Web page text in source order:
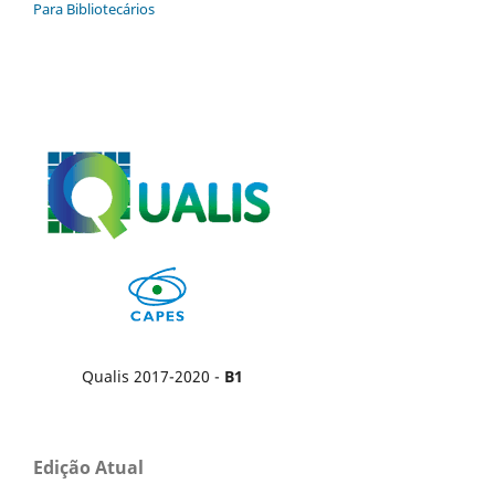
Para Bibliotecários
Qualis 2017-2020 - B1
Edição Atual